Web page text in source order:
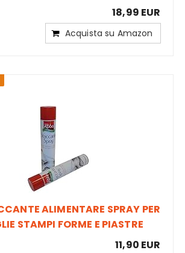
18,99 EUR
Acquista su Amazon
ALIMENTARE SPRAY PER
STAMPI FORME E PIASTRE
11,90 EUR